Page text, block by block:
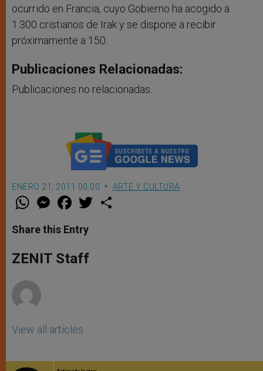
ocurrido en Francia, cuyo Gobierno ha acogido a
1.300 cristianos de Irak y se dispone a recibir
próximamente a 150.
Publicaciones Relacionadas:
Publicaciones no relacionadas.
ENERO 21, 2011 00:00 ARTE Y CULTURA
W
t
s
p
p
M
e
s
e
g
e
F
a
e
b
o
k
w
Share this Entry
ZENIT Staff
View all articles